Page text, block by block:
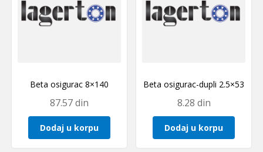
Beta osigurac 8×140
87.57din
Dodaj u korpu
Beta osigurac-dupli 2.5×53
8.28 din
Dodaj u korpu